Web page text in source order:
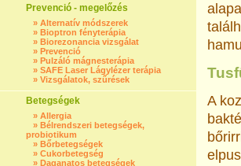
Prevenció - megelőzés
» Alternatív módszerek
» Bioptron fényterápia
» Biorezonancia vizsgálat
» Prevenció
» Pulzáló mágnesterápia
» SAFE Laser Lágylézer terápia
» Vizsgálatok, szűrések
Betegségek
» Allergia
» Bélrendszeri betegségek,
probiotikum
» Bőrbetegségek
» Cukorbetegség
» Daganatos betegségek
A